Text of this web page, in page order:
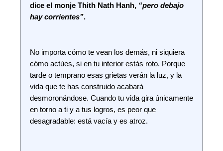
dice el monje Thith Nath Hanh, “pero debajo
hay corrientes”.
No importa cómo te vean los demás, ni siquiera
cómo actúes, si en tu interior estás roto. Porque
tarde o temprano esas grietas verán la luz, y la
vida que te has construido acabará
desmoronándose. Cuando tu vida gira únicamente
en torno a ti y a tus logros, es peor que
desagradable: está vacía y es atroz.